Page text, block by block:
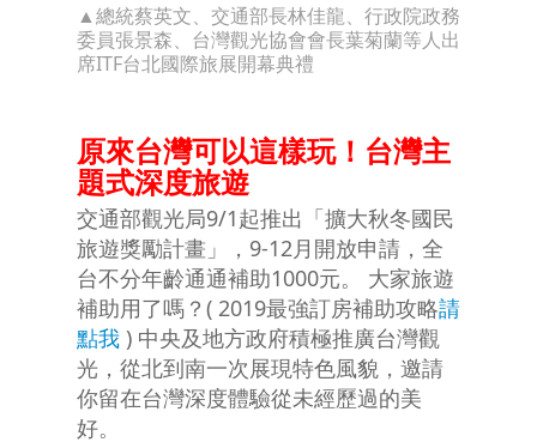
▲總統蔡英文、交通部長林佳龍、行政院政務
委員張景森、台灣觀光協會會長葉菊蘭等人出
席ITF台北國際旅展開幕典禮
原來台灣可以這樣玩！台灣主
題式深度旅遊
交通部觀光局9/1起推出「擴大秋冬國民
旅遊獎勵計畫」，9-12月開放申請，全
台不分年齡通通補助1000元。 大家旅遊
補助用了嗎？( 2019最強訂房補助攻略請
點我 ) 中央及地方政府積極推廣台灣觀
光，從北到南一次展現特色風貌，邀請
你留在台灣深度體驗從未經歷過的美
好。